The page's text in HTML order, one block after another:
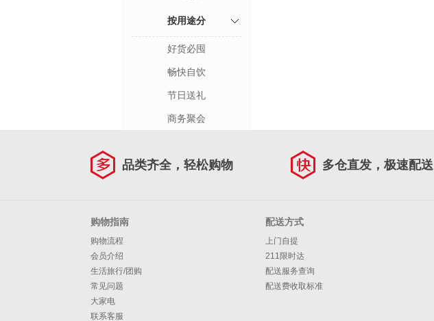
按用途分
好货必囤
畅快自饮
节日送礼
商务聚会
品类齐全，轻松购物 多仓直发，极速配送
购物指南
购物流程
会员介绍
生活旅行/团购
常见问题
大家电
联系客服
配送方式
上门自提
211限时达
配送服务查询
配送费收取标准